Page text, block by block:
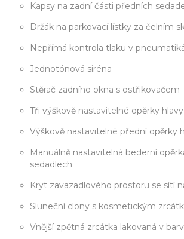
Kapsy na zadní části předních
Držák na parkovací lístky za čelním
Nepřímá kontrola tlaku v
Jednotónová siréna
Stěrač zadního okna s ostřikovačem
Tři výškově nastavitelné opěrky
Výškově nastavitelné přední opěrky
Manuálně nastavitelná bederní
sedadlech
Kryt zavazadlového prostoru se sítí
Sluneční clony s kosmetickým
Vnější zpětná zrcátka lakovaná v